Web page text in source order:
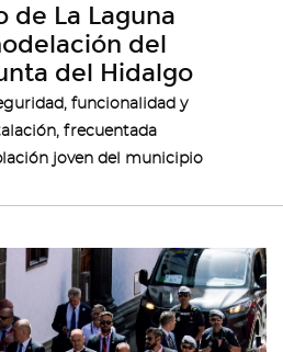
de La Laguna
del
del Hidalgo
funcionalidad y
frecuentada
joven del municipio